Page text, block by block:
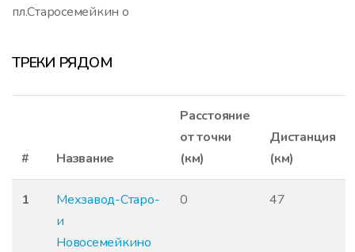
пл.Старосемейкин о
ТРЕКИ РЯДОМ
# Название
Расстояние
от точки
(км)
Дистанция
(км)
1
Мехзавод-Старо-
и
Новосемейкино
0 47